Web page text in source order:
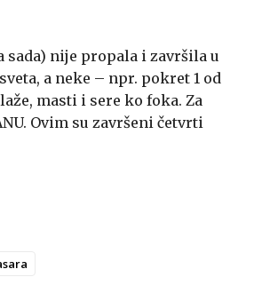
sada) nije propala i završila u
a neke – npr. pokret 1 od
masti i sere ko foka. Za
Ovim su završeni četvrti